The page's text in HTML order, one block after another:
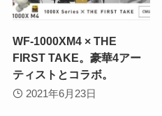
WF-1000XM4 × THE
FIRST TAKE。豪華4アー
ティストとコラボ。
2021年6月23日